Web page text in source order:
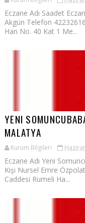
Eczane Adı Saadet
Akgün Telefon
Han No. 40 Kat 1 Me...
YENI
MALATYA
Kurum Bilgileri
Eczane Adı Yeni
Kişi Nursel Emre
Caddesi Rumeli Ha...